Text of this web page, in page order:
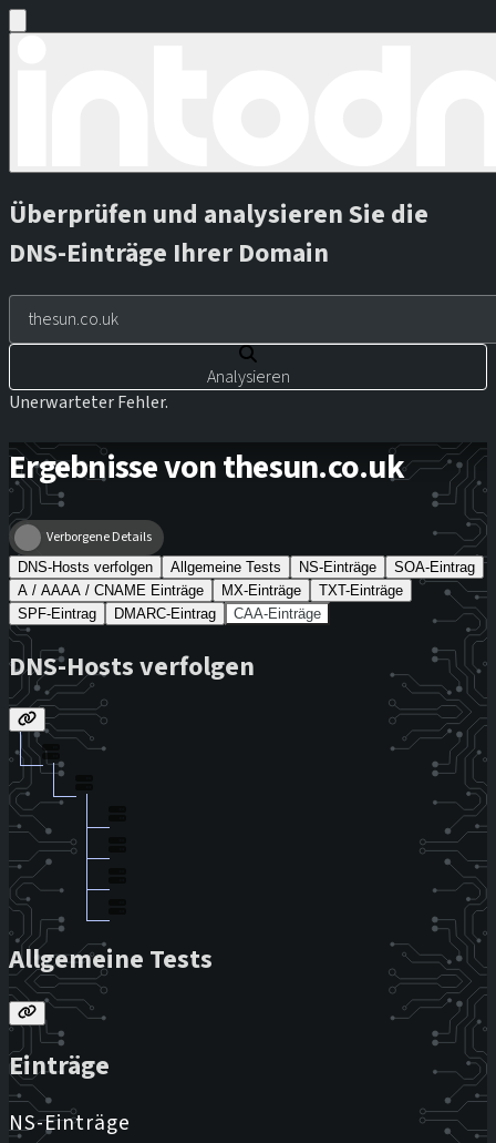
Überprüfen und analysieren Sie die
DNS-Einträge Ihrer Domain
Analysieren
Unerwarteter Fehler.
Ergebnisse von thesun.co.uk
Verborgene Details
DNS-Hosts verfolgen Allgemeine Tests NS-Einträge
SOA-Eintrag
A / AAAA / CNAME Einträge
MX-Einträge
TXT-Einträge
SPF-Eintrag
DMARC-Eintrag CAA-Einträge
DNS-Hosts verfolgen
Allgemeine Tests
Einträge
NS-Einträge